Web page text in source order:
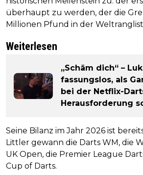
überhaupt zu werden, der die
Millionen Pfund in der
Weiterlesen
„Schäm dich“ –
fassungslos, als
bei der Netflix-
Herausforderung
Seine Bilanz im Jahr 2026 ist
Littler gewann die Darts WM, die
UK Open, die Premier League
Cup of Darts.